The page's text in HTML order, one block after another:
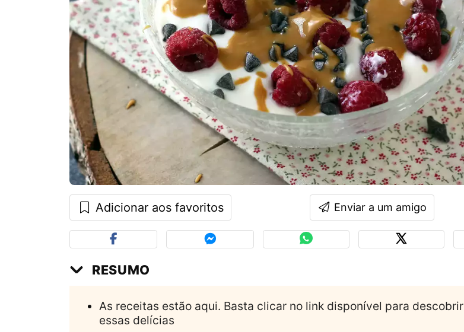
Adicionar aos favoritos Enviar a um amigo
RESUMO
As receitas estão aqui. Basta clicar no link disponível para descobrir
essas delícias